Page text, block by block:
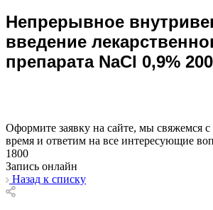
Непрерывное
введение
препарата NaCl 0,9%
Оформите заявку на сайте, мы свяжемся
время и ответим на все интересующие
1800
Запись онлайн
Назад к списку